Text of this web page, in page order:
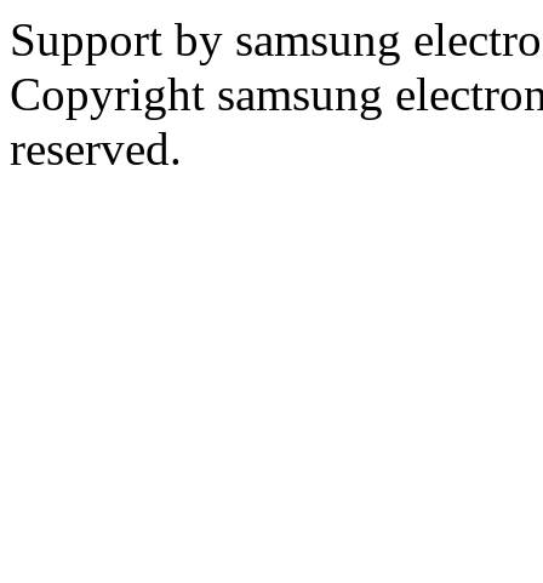
Support by samsung
Copyright samsung
reserved.